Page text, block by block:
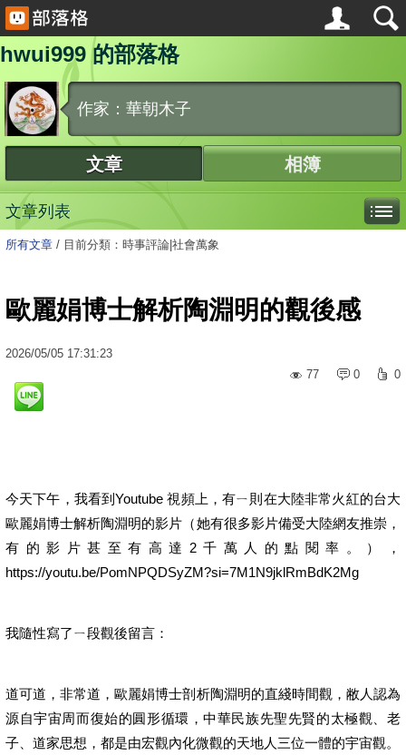
hwui999 的部落格
作家：華朝木子
文章 相簿
文章列表
所有文章 / 目前分類：時事評論|社會萬象
歐麗娟博士解析陶淵明的觀後感
2026/05/05 17:31:23
77
0 0
今天下午，我看到Youtube 視頻上，有ㄧ則在大陸非常火紅的台大
歐麗娟博士解析陶淵明的影片（她有很多影片備受大陸網友推崇，
有的影片甚至有高達2千萬人的點閱率。），
https://youtu.be/PomNPQDSyZM?si=7M1N9jklRmBdK2Mg
我隨性寫了ㄧ段觀後留言：
道可道，非常道，歐麗娟博士剖析陶淵明的直綫時間觀，敝人認為
源自宇宙周而復始的圓形循環，中華民族先聖先賢的太極觀、老
子、道家思想，都是由宏觀內化微觀的天地人三位一體的宇宙觀。